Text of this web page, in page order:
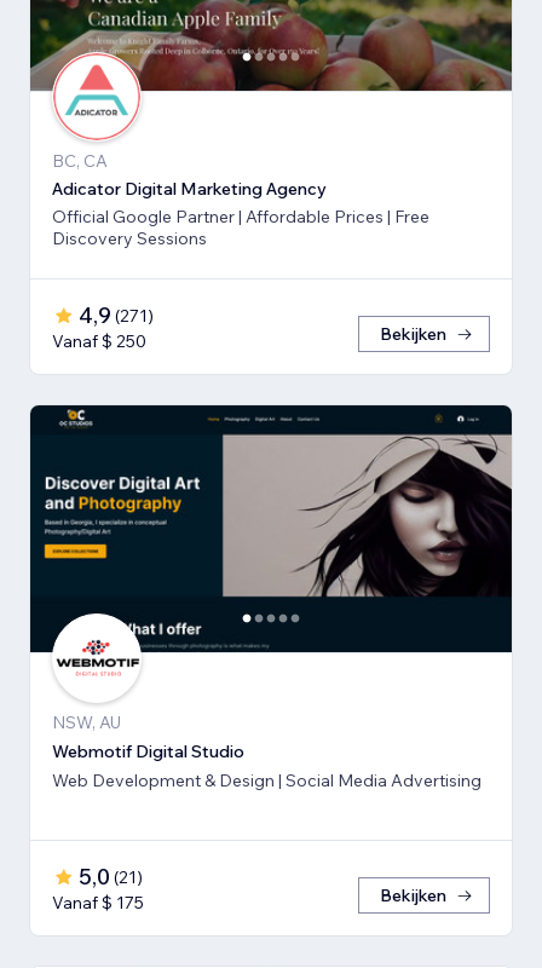
BC, CA
Adicator Digital Marketing Agency
Official Google Partner | Affordable Prices | Free
Discovery Sessions
4,9 (271)
Vanaf $ 250
Bekijken
NSW, AU
Webmotif Digital Studio
Web Development & Design | Social Media Advertising
5,0 (21)
Vanaf $ 175
Bekijken